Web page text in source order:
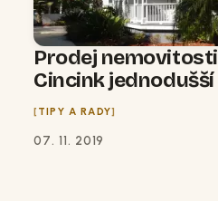
Prodej
Cincink
TIPY A RADY
07. 11. 2019